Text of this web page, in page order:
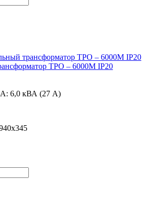
ТРО – 6000М IP20
6,0 кВА (27 А)